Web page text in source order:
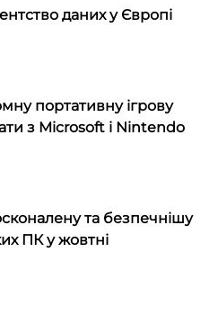
даних у Європі
портативну ігрову
з Microsoft і Nintendo
та безпечнішу
ПК у жовтні